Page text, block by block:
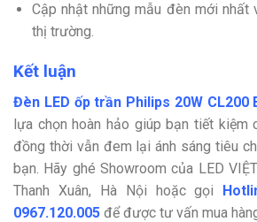
Cập nhật những mẫu đèn mới nhất
thị trường.
Kết luận
Đèn LED ốp trần Philips 20W CL200
lựa chọn hoàn hảo giúp bạn tiết kiệm
đồng thời vẫn đem lại ánh sáng tiêu
bạn. Hãy ghé Showroom của LED
Thanh Xuân, Hà Nội hoặc gọi
0967.120.005 để được tư vấn mua